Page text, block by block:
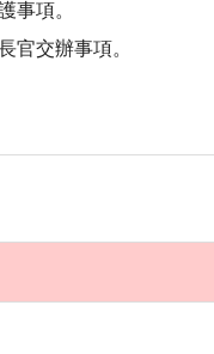
事項。
官交辦事項。